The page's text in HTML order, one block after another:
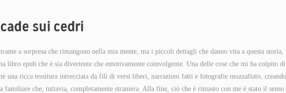
sui cedri
a sorpresa che rimangono nella mia mente, ma i piccoli dettagli che danno vita a questa storia,
libro epub che è sia divertente che emotivamente coinvolgente. Una delle cose che mi ha colpito di
una ricca tessitura intrecciata da fili di versi liberi, narrazioni fatti e fotografie mozzafiato,
familiare che, tuttavia, completamente straniera. Alla fine, ciò che è rimasto con me è stato il senso